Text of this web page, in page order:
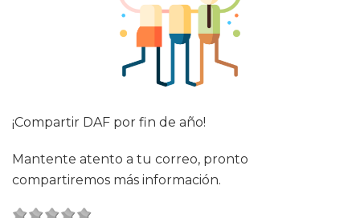
¡Compartir DAF por fin de año!
Mantente atento a tu correo, pronto
compartiremos más información.